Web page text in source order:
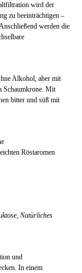
wird der
zu beeinträchtigen –
werden die
Alkohol, aber mit
Schaumkrone. Mit
bitter und süß mit
Röstaromen
Natürliches
und
In einem